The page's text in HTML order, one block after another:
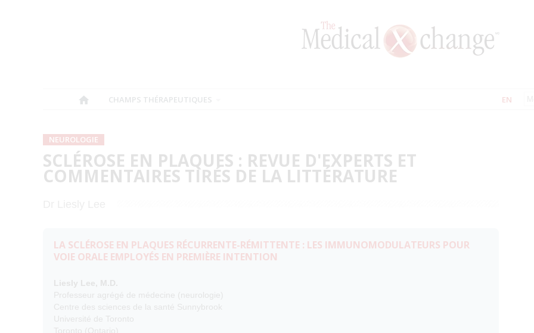
CHAMPS THÉRAPEUTIQUES EN
NEUROLOGIE
SCLÉROSE EN PLAQUES : REVUE D'EXPERTS ET
COMMENTAIRES TIRÉS DE LA LITTÉRATURE
LA SCLÉROSE EN PLAQUES RÉCURRENTE-RÉMITTENTE : LES IMMUNOMODULATEURS POUR
VOIE ORALE EMPLOYÉS EN PREMIÈRE INTENTION
Liesly Lee, M.D.
Professeur agrégé de médecine (neurologie)
Centre des sciences de la santé Sunnybrook
Université de Toronto
Toronto (Ontario)